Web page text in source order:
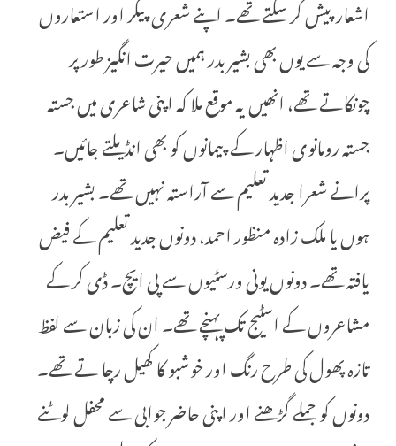
اشعار پیش کر سکتے تھے۔ اپنے شعری پیکر اور استعاروں
کی وجہ سے یوں بھی بشیر بدر ہمیں حیرت انگیز طور پر
چونکاتے تھے، انھیں یہ موقع ملا کہ اپنی شاعری میں جستہ
جستہ رومانوی اظہار کے پیمانوں کو بھی انڈیلتے جائیں۔
پرانے شعرا جدید تعلیم سے آراستہ نہیں تھے۔ بشیر بدر
ہوں یا ملک زادہ منظور احمد، دونوں جدید تعلیم کے فیض
یافتہ تھے۔ دونوں یونی ورسٹیوں سے پی ایچ۔ ڈی کر کے
مشاعروں کے اسٹیج تک پہنچے تھے۔ ان کی زبان سے لفظ
تازہ پھول کی طرح رنگ اور خوشبو کا کھیل رچا تے تھے۔
دونوں کو جملے گڑھنے اور اپنی حاضر جوابی سے محفل لوٹنے